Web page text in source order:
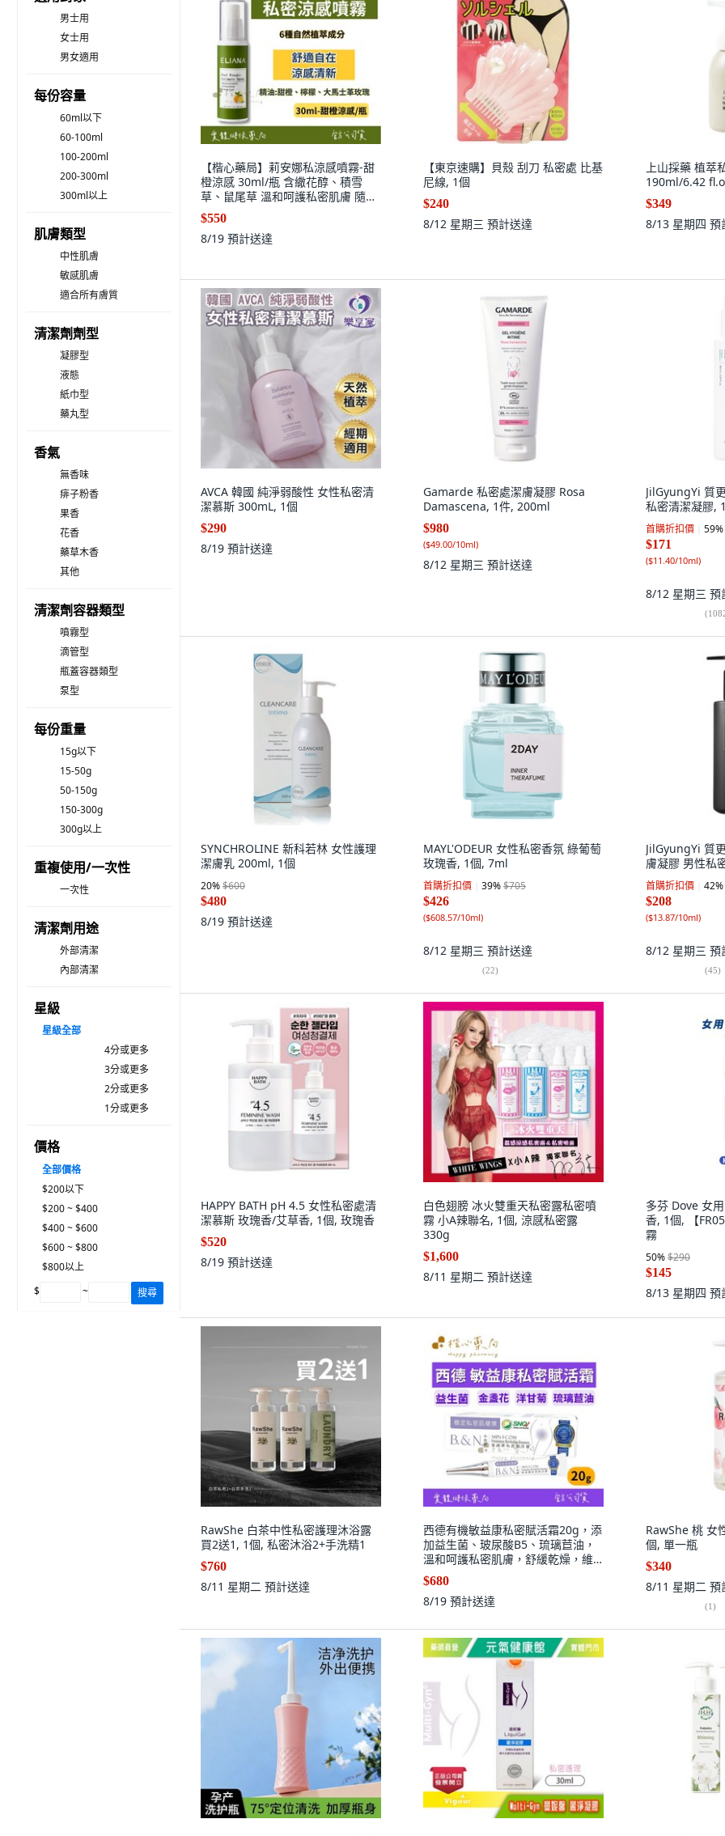
男士用
女士用
男女適用
每份容量
60ml以下
60-100ml
100-200ml
200-300ml
300ml以上
肌膚類型
中性肌膚
敏感肌膚
適合所有膚質
清潔劑劑型
凝膠型
液態
紙巾型
藥丸型
香氣
無香味
痱子粉香
果香
花香
藥草木香
其他
清潔劑容器類型
噴霧型
滴管型
瓶蓋容器類型
泵型
每份重量
15g以下
15-50g
50-150g
150-300g
300g以上
重複使用/一次性
一次性
清潔劑用途
外部清潔
內部清潔
星級
星級全部
4分或更多
3分或更多
2分或更多
1分或更多
價格
全部價格
$200以下
$200 ~ $400
$400 ~ $600
$600 ~ $800
$800以上
$
~ 搜尋
【楷心藥局】莉安娜私涼感噴霧-甜
橙涼感 30ml/瓶 含繖花醇、積雪
草、鼠尾草 溫和呵護私密肌膚 隨時
保持清新舒爽, 1個
$550
8/19 預計送達
【東京速購】貝殼 刮刀 私密處 比基
尼線, 1個
$240
8/12 星期三 預計送達
上山採藥 植萃
190ml/6.42
$349
8/13 星期四 預
AVCA 韓國 純淨弱酸性 女性私密清
潔慕斯 300mL, 1個
$290
8/19 預計送達
Gamarde 私密處潔膚凝膠 Rosa
Damascena, 1件, 200ml
$980
($49.00/10ml)
8/12 星期三 預計送達
JilGyungYi 質
私密清潔凝膠,
首購折扣價 59%
$171
($11.40/10ml)
8/12 星期三 預
(
SYNCHROLINE 新科若林 女性護理
潔膚乳 200ml, 1個
20%$600
$480
8/19 預計送達
MAYL'ODEUR 女性私密香氛 綠葡萄
玫瑰香, 1個, 7ml
首購折扣價 39%$705
$426
($608.57/10ml)
8/12 星期三 預計送達
(22)
JilGyungYi 質
膚凝膠 男性私
首購折扣價 42%
$208
($13.87/10ml)
8/12 星期三 預
(45)
HAPPY BATH pH 4.5 女性私密處清
潔慕斯 玫瑰香/艾草香, 1個, 玫瑰香
$520
8/19 預計送達
白色翅膀 冰火雙重天私密露私密噴
霧 小A辣聯名, 1個, 涼感私密露
330g
$1,600
8/11 星期二 預計送達
多芬 Dove 女
香, 1個, 【
霧
50%$290
$145
8/13 星期四 預
RawShe 白茶中性私密護理沐浴露
買2送1, 1個, 私密沐浴2+手洗精1
$760
8/11 星期二 預計送達
西德有機敏益康私密賦活霜20g，添
加益生菌、玻尿酸B5、琉璃苣油，
溫和呵護私密肌膚，舒緩乾燥，維
持健康平衡。, 1個
$680
8/19 預計送達
RawShe 桃 女
個, 單一瓶
$340
8/11 星期二 預
(1)